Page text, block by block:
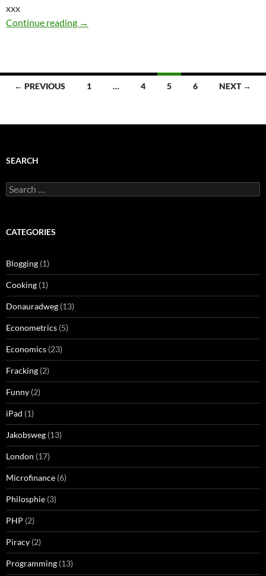
xxx
Continue reading Seuchenalarm im Wohnheim
→
Posts
← PREVIOUS 1 … 4 5 6 NEXT →
SEARCH
Search
for:
CATEGORIES
Blogging (1)
Cooking (1)
Donauradweg (13)
Econometrics (5)
Economics (23)
Fracking (2)
Funny (2)
iPad (1)
Jakobsweg (13)
London (17)
Microfinance (6)
Philosphie (3)
PHP (2)
Piracy (2)
Programming (13)